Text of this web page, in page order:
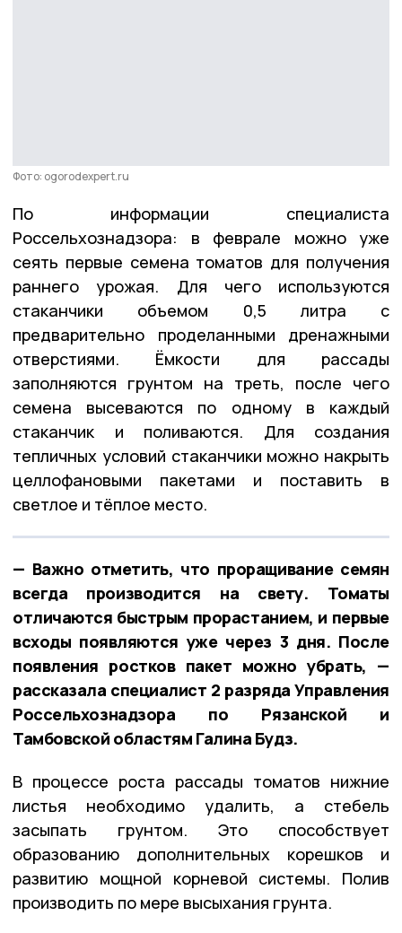
Фото: ogorodexpert.ru
По информации специалиста
Россельхознадзора: в феврале можно уже
сеять первые семена томатов для получения
раннего урожая. Для чего используются
стаканчики объемом 0,5 литра с
предварительно проделанными дренажными
отверстиями. Ёмкости для рассады
заполняются грунтом на треть, после чего
семена высеваются по одному в каждый
стаканчик и поливаются. Для создания
тепличных условий стаканчики можно накрыть
целлофановыми пакетами и поставить в
светлое и тёплое место.
— Важно отметить, что проращивание семян
всегда производится на свету. Томаты
отличаются быстрым прорастанием, и первые
всходы появляются уже через 3 дня. После
появления ростков пакет можно убрать, —
рассказала специалист 2 разряда Управления
Россельхознадзора по Рязанской и
Тамбовской областям Галина Будз.
В процессе роста рассады томатов нижние
листья необходимо удалить, а стебель
засыпать грунтом. Это способствует
образованию дополнительных корешков и
развитию мощной корневой системы. Полив
производить по мере высыхания грунта.